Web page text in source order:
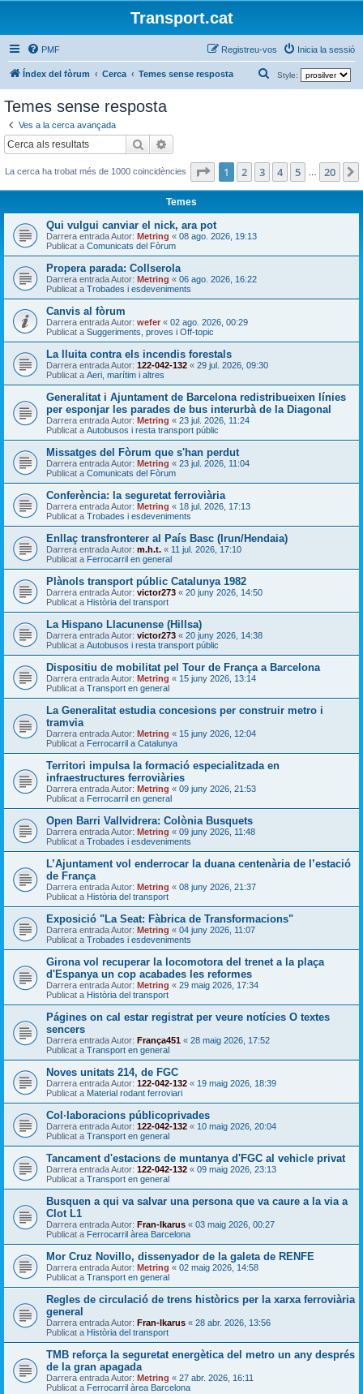
Transport.cat
PMF Inicia la sessió
Registreu-vos
Índex del fòrum Cerca Temes sense resposta Style:
e
Temes sense resposta
Ves a la cerca avançada
Cerca
La cerca ha trobat més de 1000 coincidències Pàgina de 20
1 2 3 4 5 20
Temes
Qui vulgui canviar el nick, ara pot
Darrera entrada Autor: Metring « 08 ago. 2026, 19:13
Publicat a Comunicats del Fòrum
Propera parada: Collserola
Darrera entrada Autor: Metring « 06 ago. 2026, 16:22
Publicat a Trobades i esdeveniments
Canvis al fòrum
Darrera entrada Autor: wefer « 02 ago. 2026, 00:29
Publicat a Suggeriments, proves i Off-topic
La lluita contra els incendis forestals
Darrera entrada Autor: 122-042-132 « 29 jul. 2026, 09:30
Publicat a Aeri, marítim i altres
Generalitat i Ajuntament de Barcelona redistribueixen línies
per esponjar les parades de bus interurbà de la Diagonal
Darrera entrada Autor: Metring « 23 jul. 2026, 11:24
Publicat a Autobusos i resta transport públic
Missatges del Fòrum que s'han perdut
Darrera entrada Autor: Metring « 23 jul. 2026, 11:04
Publicat a Comunicats del Fòrum
Conferència: la seguretat ferroviària
Darrera entrada Autor: Metring « 18 jul. 2026, 17:13
Publicat a Trobades i esdeveniments
Enllaç transfronterer al País Basc (Irun/Hendaia)
Darrera entrada Autor: m.h.t. « 11 jul. 2026, 17:10
Publicat a Ferrocarril en general
Plànols transport públic Catalunya 1982
Darrera entrada Autor: victor273 « 20 juny 2026, 14:50
Publicat a Història del transport
La Hispano Llacunense (Hillsa)
Darrera entrada Autor: victor273 « 20 juny 2026, 14:38
Publicat a Autobusos i resta transport públic
Dispositiu de mobilitat pel Tour de França a Barcelona
Darrera entrada Autor: Metring « 15 juny 2026, 13:14
Publicat a Transport en general
La Generalitat estudia concesions per construir metro i
tramvia
Darrera entrada Autor: Metring « 15 juny 2026, 12:04
Publicat a Ferrocarril a Catalunya
Territori impulsa la formació especialitzada en
infraestructures ferroviàries
Darrera entrada Autor: Metring « 09 juny 2026, 21:53
Publicat a Ferrocarril en general
Open Barri Vallvidrera: Colònia Busquets
Darrera entrada Autor: Metring « 09 juny 2026, 11:48
Publicat a Trobades i esdeveniments
L’Ajuntament vol enderrocar la duana centenària de l’estació
de França
Darrera entrada Autor: Metring « 08 juny 2026, 21:37
Publicat a Història del transport
Exposició "La Seat: Fàbrica de Transformacions"
Darrera entrada Autor: Metring « 04 juny 2026, 11:07
Publicat a Trobades i esdeveniments
Girona vol recuperar la locomotora del trenet a la plaça
d'Espanya un cop acabades les reformes
Darrera entrada Autor: Metring « 29 maig 2026, 17:34
Publicat a Història del transport
Págines on cal estar registrat per veure notícies O textes
sencers
Darrera entrada Autor: França451 « 28 maig 2026, 17:52
Publicat a Transport en general
Noves unitats 214, de FGC
Darrera entrada Autor: 122-042-132 « 19 maig 2026, 18:39
Publicat a Material rodant ferroviari
Col·laboracions públicoprivades
Darrera entrada Autor: 122-042-132 « 10 maig 2026, 20:04
Publicat a Transport en general
Tancament d'estacions de muntanya d'FGC al vehicle privat
Darrera entrada Autor: 122-042-132 « 09 maig 2026, 23:13
Publicat a Transport en general
Busquen a qui va salvar una persona que va caure a la via a
Clot L1
Darrera entrada Autor: Fran-Ikarus « 03 maig 2026, 00:27
Publicat a Ferrocarril àrea Barcelona
Mor Cruz Novillo, dissenyador de la galeta de RENFE
Darrera entrada Autor: Metring « 02 maig 2026, 14:58
Publicat a Transport en general
Regles de circulació de trens històrics per la xarxa ferroviària
general
Darrera entrada Autor: Fran-Ikarus « 28 abr. 2026, 13:56
Publicat a Història del transport
TMB reforça la seguretat energètica del metro un any després
de la gran apagada
Darrera entrada Autor: Metring « 27 abr. 2026, 16:11
Publicat a Ferrocarril àrea Barcelona